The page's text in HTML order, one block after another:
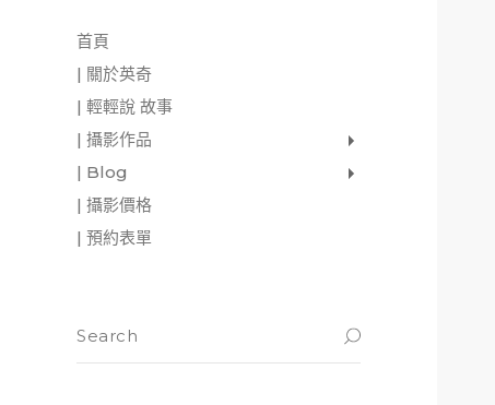
首頁
| 關於英奇
| 輕輕說 故事
| 攝影作品
| Blog
| 攝影價格
| 預約表單